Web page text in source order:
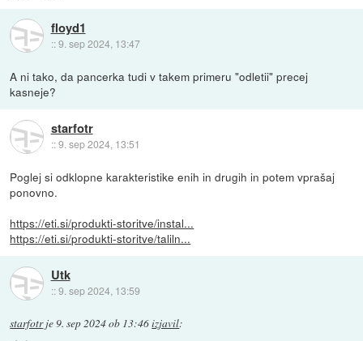
floyd1
::9. sep 2024, 13:47
A ni tako, da pancerka tudi v takem primeru "odletii" precej
kasneje?
starfotr
::9. sep 2024, 13:51
Poglej si odklopne karakteristike enih in drugih in potem vprašaj
ponovno.
https://eti.si/produkti-storitve/instal...
https://eti.si/produkti-storitve/taliln...
Utk
::9. sep 2024, 13:59
starfotrje9. sep 2024 ob 13:46izjavil: